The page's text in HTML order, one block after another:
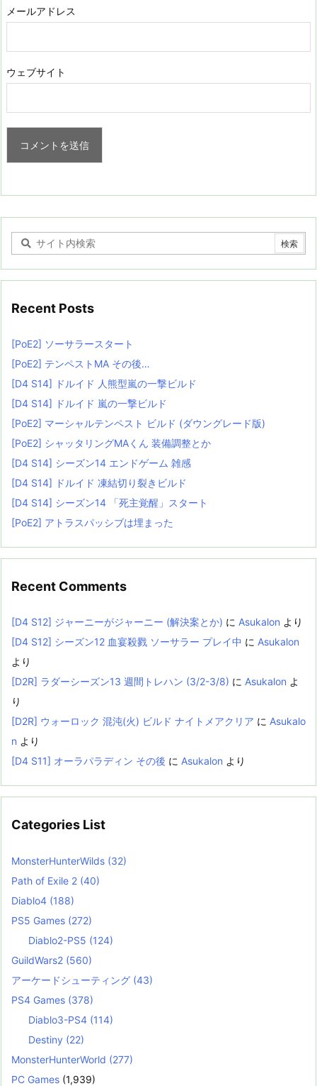
メールアドレス
ウェブサイト
Recent Posts
[PoE2] ソーサラースタート
[PoE2] テンペストMA その後…
[D4 S14] ドルイド 人熊型嵐の一撃ビルド
[D4 S14] ドルイド 嵐の一撃ビルド
[PoE2] マーシャルテンペスト ビルド (ダウングレード版)
[PoE2] シャッタリングMAくん 装備調整とか
[D4 S14] シーズン14 エンドゲーム 雑感
[D4 S14] ドルイド 凍結切り裂きビルド
[D4 S14] シーズン14 「死主覚醒」スタート
[PoE2] アトラスパッシブは埋まった
Recent Comments
[D4 S12] ジャーニーがジャーニー (解決案とか) に Asukalon より
[D4 S12] シーズン12 血宴殺戮 ソーサラー プレイ中 に Asukalon
より
[D2R] ラダーシーズン13 週間トレハン (3/2-3/8) に Asukalon よ
り
[D2R] ウォーロック 混沌(火) ビルド ナイトメアクリア に Asukalo
n より
[D4 S11] オーラパラディン その後 に Asukalon より
Categories List
MonsterHunterWilds (32)
Path of Exile 2 (40)
Diablo4 (188)
PS5 Games (272)
Diablo2-PS5 (124)
GuildWars2 (560)
アーケードシューティング (43)
PS4 Games (378)
Diablo3-PS4 (114)
Destiny (22)
MonsterHunterWorld (277)
PC Games (1,939)